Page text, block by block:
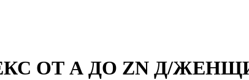
ОТ А ДО ZN Д/